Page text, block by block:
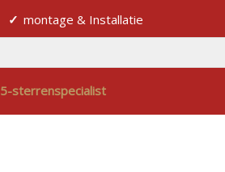
montage & Installatie
5-sterrenspecialist